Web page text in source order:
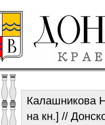
Калашникова
на кн.] //